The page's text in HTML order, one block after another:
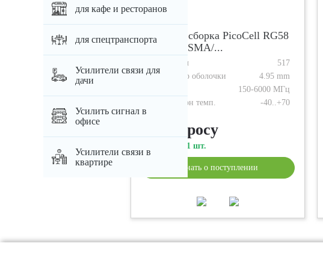
для кафе и ресторанов
для спецтранспорта
Усилители связи для
дачи
Усилить сигнал в
офисе
Усилители связи в
квартире
Кабельная сборка PicoCell RG58
LL BC-TC SMA/...
Артикул
517
Диаметр оболочки
4.95 mm
150-6000 МГц
Диапазон темп.
-40..+70
по запросу
В наличии 1 шт.
узнать о поступлении